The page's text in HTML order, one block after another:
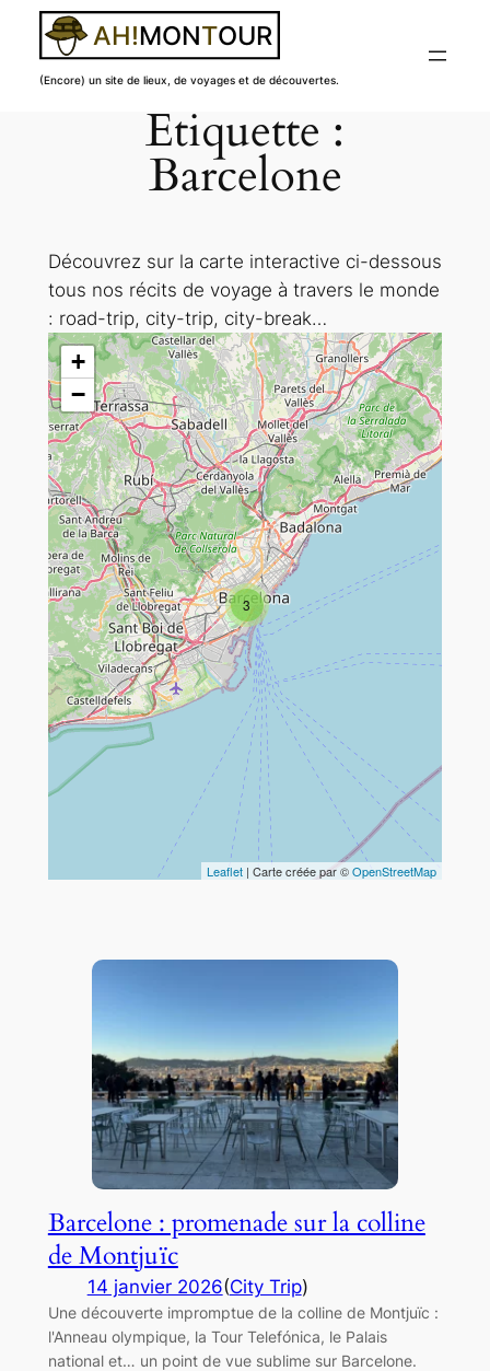
(Encore) un site de lieux, de voyages et de découvertes.
Étiquette :
Barcelone
Découvrez sur la carte interactive ci-dessous
tous nos récits de voyage à travers le monde
: road-trip, city-trip, city-break…
Travelers' Map is loading...
If you see this after your page is
loaded completely, leafletJS files
are missing.
3
+
−
Leaflet | Carte créée par ©OpenStreetMap
Barcelone : promenade sur la colline
de Montjuïc
14 janvier 2026(City Trip)
Une découverte impromptue de la colline de Montjuïc :
l'Anneau olympique, la Tour Telefónica, le Palais
national et… un point de vue sublime sur Barcelone.